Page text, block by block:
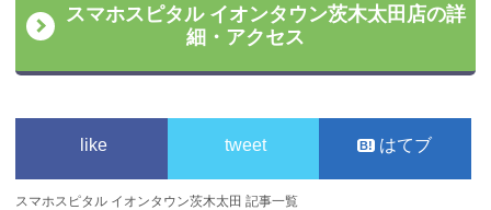
スマホスピタル イオンタウン茨木太田店の詳
細・アクセス
like tweet はてブ
スマホスピタル イオンタウン茨木太田 記事一覧